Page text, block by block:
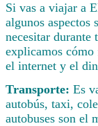
Si vas a viajar a
algunos aspectos
necesitar durante
explicamos
el internet y el
Transporte: Es
autobús, taxi,
autobuses son el